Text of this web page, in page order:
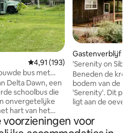
Gemiddelde beoordeling van
4,91 (193)
bus met
Delta Dawn, een
schoolbus die
onvergetelijke
hart van het
de
rivier. Deze
Gastenverblijf in
hes
'Serenity on
het centrum
Beneden de
bodem van de
'Serenity'. Dit
ligt aan de oever
afgeschermde veranda.
voorzieningen voor